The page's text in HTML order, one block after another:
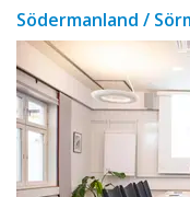
Södermanland /